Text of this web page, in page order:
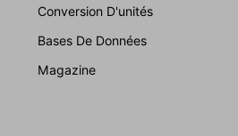
Conversion D'unités
Bases De Données
Magazine